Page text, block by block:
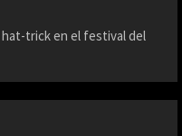
hat-trick en el festival del